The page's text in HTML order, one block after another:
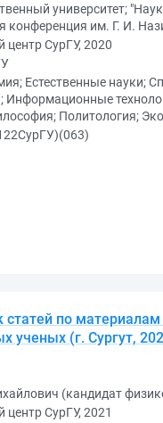
университет;
конференция им. Г. И.
центр СурГУ, 2020
Естественные науки;
Политология;
статей по материалам
ученых (г. Сургут,
(кандидат
центр СурГУ, 2021